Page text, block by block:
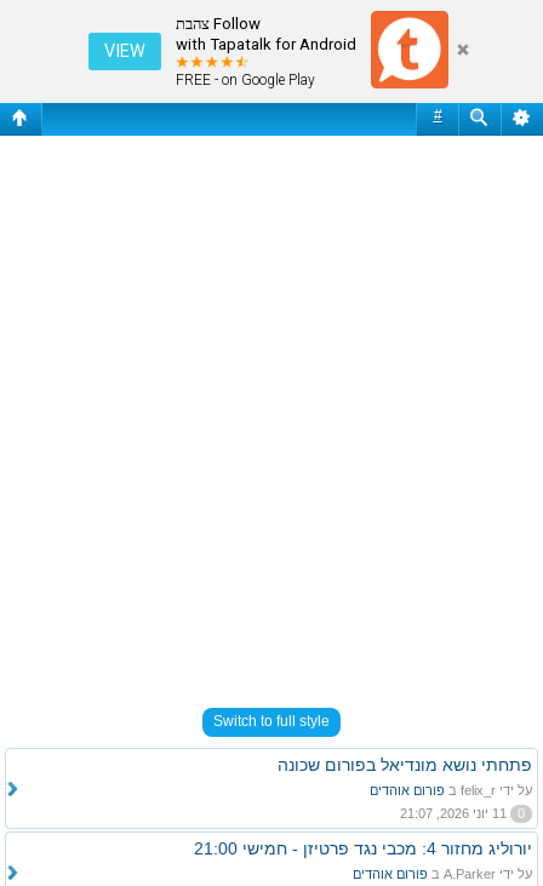
Follow צהבת
with Tapatalk for Android
FREE - on Google Play
VIEW
#
הצג נושאים ללא תגובות
Switch to full style
פתחתי נושא מונדיאל בפורום שכונה
על ידי felix_r ב
פורום אוהדים
0
יורוליג מחזור 4: מכבי נגד פרטיזן - חמישי 21:00
על ידי A.Parker ב
פורום אוהדים